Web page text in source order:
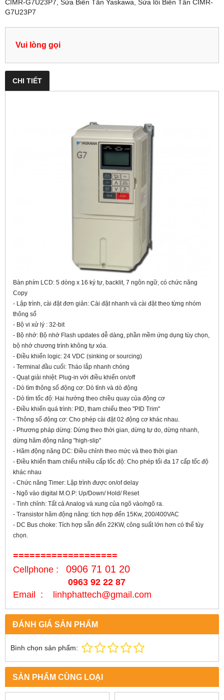
CIMR-G7U23P7, Sửa Biến Tần Yaskawa, Sửa lỗi Biến Tần CIMR-
G7U23P7
Vui lòng gọi
CHI TIẾT
Bàn phím LCD: 5 dòng x 16 ký tự, backlit, 7 ngôn ngữ, có chức năng
Copy
- Lập trình, cài đặt đơn giản: Cài đặt nhanh và cài đặt theo từng nhóm
thông số
- Bộ vi xử lý : 32-bit
- Bộ nhớ: Bộ nhớ Flash updates dễ dàng, phần mềm ứng dụng tùy chọn,
bộ nhớ chương trình không tự xóa.
- Điều khiển logic: 24 VDC (sinking or sourcing)
- Terminal đầu cuối: Tháo lắp nhanh chóng
- Quạt giải nhiệt: Plug-in với điều khiển on/off
- Dò tìm thông số động cơ: Dò tỉnh và dò động
- Dò tìm tốc độ: Hai hướng theo chiều quay của động cơ
- Điều khiển quá trình: PID, tham chiếu theo "PID Trim"
- Thông số động cơ: Cho phép cài đặt 02 động cơ khác nhau.
- Phương pháp dừng: Dừng theo thời gian, dừng tự do, dừng nhanh,
dừng hãm động năng "high-slip"
- Hãm động năng DC: Điều chỉnh theo mức và theo thời gian
- Điều khiển tham chiếu nhiều cấp tốc độ: Cho phép tối đa 17 cấp tốc độ
khác nhau
- Chức năng Timer: Lập trình được on/of delay
- Ngõ vào digital M.O.P: Up/Down/ Hold/ Reset
- Tinh chỉnh: Tất cả Analog và xung của ngõ vào/ngõ ra.
- Transistor hãm động năng: tích hợp đến 15Kw, 200/400VAC
- DC Bus choke: Tích hợp sẵn đến 22KW, công suất lớn hơn có thể tùy
chọn.
===================
Cellphone : 0906 71 01 20
0963 92 22 87
Email : linhphattech@gmail.com
ĐÁNH GIÁ SẢN PHẨM
Bình chọn sản phẩm:
SẢN PHẨM CÙNG LOẠI